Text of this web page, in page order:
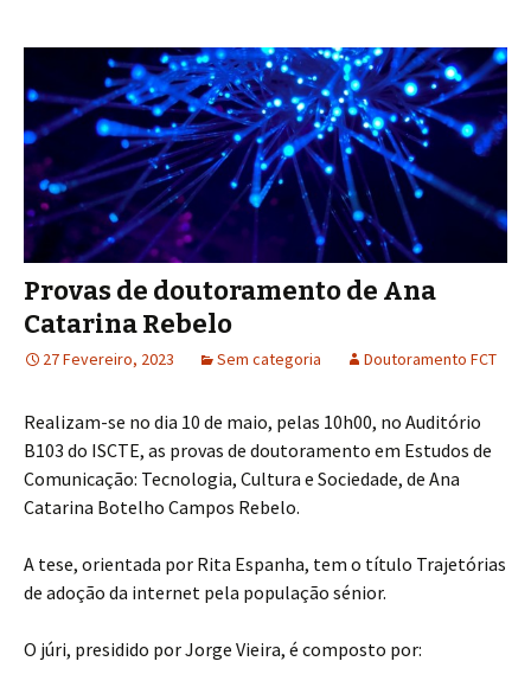
Provas de doutoramento de Ana
Catarina Rebelo
27 Fevereiro, 2023 Sem categoria Doutoramento FCT
Realizam-se no dia 10 de maio, pelas 10h00, no Auditório
B103 do ISCTE, as provas de doutoramento em Estudos de
Comunicação: Tecnologia, Cultura e Sociedade, de Ana
Catarina Botelho Campos Rebelo.
A tese, orientada por Rita Espanha, tem o título Trajetórias
de adoção da internet pela população sénior.
O júri, presidido por Jorge Vieira, é composto por: